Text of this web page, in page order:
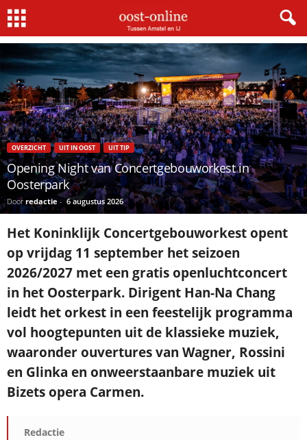
Home Opening Night van Concertgebouworkest in Oosterpark
OVERZICHT UIT IN OOST UIT TIP
Opening Night van Concertgebouworkest in
Oosterpark
Door redactie - 6 augustus 2026
Het Koninklijk Concertgebouworkest opent
op vrijdag 11 september het seizoen
2026/2027 met een gratis openluchtconcert
in het Oosterpark. Dirigent Han-Na Chang
leidt het orkest in een feestelijk programma
vol hoogtepunten uit de klassieke muziek,
waaronder ouvertures van Wagner, Rossini
en Glinka en onweerstaanbare muziek uit
Bizets opera Carmen.
Redactie